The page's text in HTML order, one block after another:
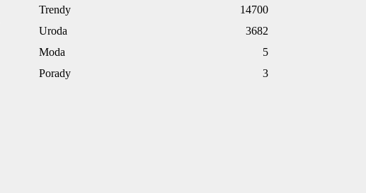
Trendy
14700
Uroda
3682
Moda
5
Porady
3